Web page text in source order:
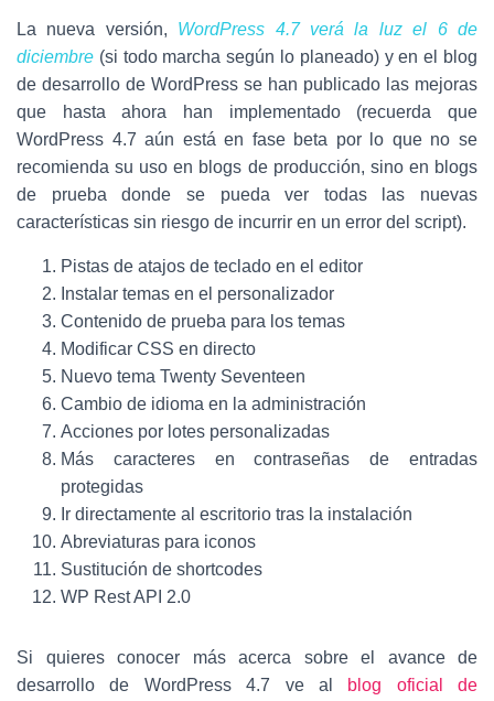
La nueva versión, WordPress 4.7 verá la luz el 6 de
diciembre (si todo marcha según lo planeado) y en el blog
de desarrollo de WordPress se han publicado las mejoras
que hasta ahora han implementado (recuerda que
WordPress 4.7 aún está en fase beta por lo que no se
recomienda su uso en blogs de producción, sino en blogs
de prueba donde se pueda ver todas las nuevas
características sin riesgo de incurrir en un error del script).
Pistas de atajos de teclado en el editor
Instalar temas en el personalizador
Contenido de prueba para los temas
Modificar CSS en directo
Nuevo tema Twenty Seventeen
Cambio de idioma en la administración
Acciones por lotes personalizadas
Más caracteres en contraseñas de entradas
protegidas
Ir directamente al escritorio tras la instalación
Abreviaturas para iconos
Sustitución de shortcodes
WP Rest API 2.0
Si quieres conocer más acerca sobre el avance de
desarrollo de WordPress 4.7 ve al
blog oficial de